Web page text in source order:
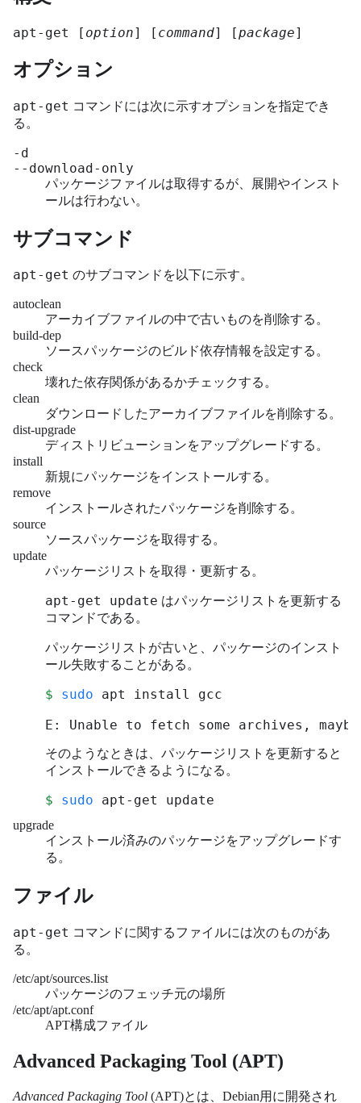
apt-get [ option] [ command] [package]
オプション
apt-get コマンドには次に示すオプションを指定でき
る。
-d
--download-only
パッケージファイルは取得するが、展開やインスト
ールは行わない。
サブコマンド
apt-get のサブコマンドを以下に示す。
autoclean
アーカイブファイルの中で古いものを削除する。
build-dep
ソースパッケージのビルド依存情報を設定する。
check
壊れた依存関係があるかチェックする。
clean
ダウンロードしたアーカイブファイルを削除する。
dist-upgrade
ディストリビューションをアップグレードする。
install
新規にパッケージをインストールする。
remove
インストールされたパッケージを削除する。
source
ソースパッケージを取得する。
update
パッケージリストを取得・更新する。
apt-get update はパッケージリストを更新する
コマンドである。
パッケージリストが古いと、パッケージのインスト
ール失敗することがある。
$ sudo apt install gcc
E: Unable to fetch some archives,
そのようなときは、パッケージリストを更新すると
インストールできるようになる。
$ sudo apt-get update
upgrade
インストール済みのパッケージをアップグレードす
る。
ファイル
apt-get コマンドに関するファイルには次のものがあ
る。
/etc/apt/sources.list
パッケージのフェッチ元の場所
/etc/apt/apt.conf
APT構成ファイル
Advanced Packaging Tool (APT)
Advanced Packaging Tool (APT)とは、Debian用に開発され